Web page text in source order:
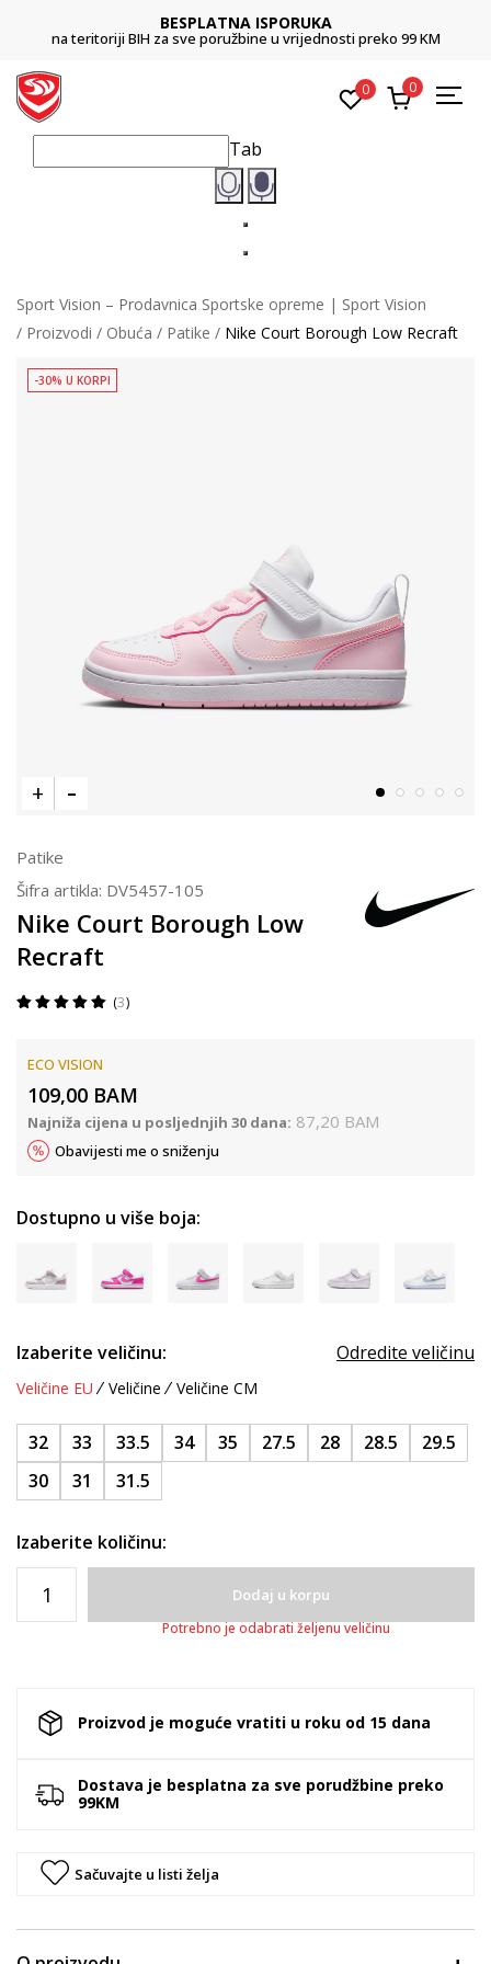
BESPLATNA ISPORUKA
na teritoriji BIH za sve poružbine u vrijednosti preko 99 KM
0 0
Tab
Sport Vision – Prodavnica Sportske opreme | Sport Vision
Proizvodi
Obuća Patike Nike Court Borough Low Recraft
-30% U KORPI
Patike
Šifra artikla: DV5457-105
Nike Court Borough Low
Recraft
3
ECO VISION
109,00 BAM
Najniža cijena u posljednjih 30 dana: 87,20 BAM
Obavijesti me o sniženju
Dostupno u više boja:
Izaberite veličinu: Odredite veličinu
Veličine EU Veličine Veličine CM
32 33 33.5 34 35 27.5 28 28.5
29.5
30
31 31.5
Izaberite količinu:
Dodaj u korpu
Potrebno je odabrati željenu veličinu
Proizvod je moguće vratiti u roku od 15 dana
Dostava je besplatna za sve porudžbine preko
99KM
Sačuvajte u listi želja